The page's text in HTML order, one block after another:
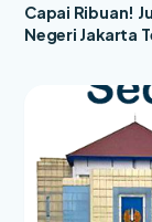
Capai Ribuan!
Negeri Jakarta